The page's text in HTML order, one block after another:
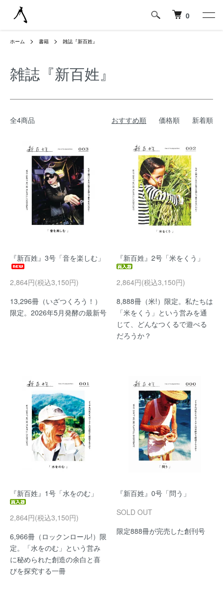
0
ホーム 書籍 雑誌『新百姓』
雑誌『新百姓』
全4商品 おすすめ順 価格順 新着順
『新百姓』3号「音を楽しむ」
2,864円(税込3,150円)
13,296冊（いざつくろう！）
限定。2026年5月発酵の最新号
『新百姓』2号「米をくう」
2,864円(税込3,150円)
8,888冊（米!）限定。私たちは
「米をくう」という営みを通
じて、どんなつくるで遊べる
だろうか？
『新百姓』1号「水をのむ」
2,864円(税込3,150円)
6,966冊（ロックンロール!）限
定。「水をのむ」という営み
に秘められた創造の余白と喜
びを探究する一冊
『新百姓』0号「問う」
SOLD OUT
限定888冊が完売した創刊号